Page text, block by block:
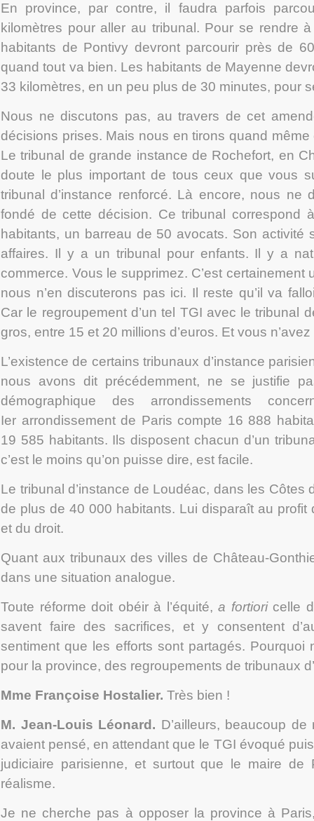
En province, par contre, il faudra parfois
kilomètres pour aller au tribunal. Pour se rendre
habitants de Pontivy devront parcourir près de
quand tout va bien. Les habitants de Mayenne
33 kilomètres, en un peu plus de 30 minutes, pour
Nous ne discutons pas, au travers de cet
décisions prises. Mais nous en tirons quand
Le tribunal de grande instance de Rochefort, en
doute le plus important de tous ceux que vous
tribunal d’instance renforcé. Là encore, nous ne
fondé de cette décision. Ce tribunal correspond
habitants, un barreau de 50 avocats. Son activité
affaires. Il y a un tribunal pour enfants. Il y a
commerce. Vous le supprimez. C’est certainement
nous n’en discuterons pas ici. Il reste qu’il va
Car le regroupement d’un tel TGI avec le tribunal
gros, entre 15 et 20 millions d’euros. Et vous
L’existence de certains tribunaux d’instance
nous avons dit précédemment, ne se justifie
démographique des arrondissements
Ier arrondissement de Paris compte 16 888
19 585 habitants. Ils disposent chacun d’un
c’est le moins qu’on puisse dire, est facile.
Le tribunal d’instance de Loudéac, dans les Côtes
de plus de 40 000 habitants. Lui disparaît au profit
et du droit.
Quant aux tribunaux des villes de Château-
dans une situation analogue.
Toute réforme doit obéir à l’équité,a fortiori celle
savent faire des sacrifices, et y consentent
sentiment que les efforts sont partagés. Pourquoi
pour la province, des regroupements de tribunaux
Mme Françoise Hostalier. Très bien !
M. Jean-Louis Léonard . D’ailleurs, beaucoup
avaient pensé, en attendant que le TGI évoqué
judiciaire parisienne, et surtout que le maire
réalisme.
Je ne cherche pas à opposer la province à